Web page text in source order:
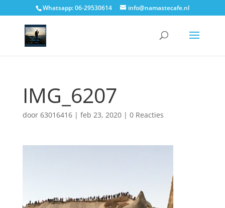
Whatsapp: 06-29530614 info@namastecafe.nl
IMG_6207
door 63016416| feb 23, 2020| 0 Reacties